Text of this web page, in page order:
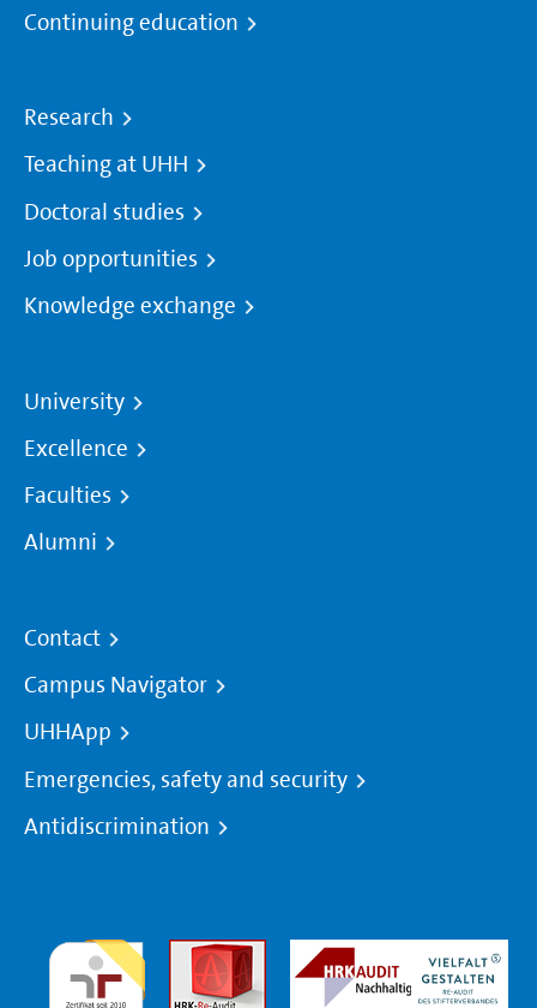
Continuing education
Research
Teaching at UHH
Doctoral studies
Job opportunities
Knowledge exchange
University
Excellence
Faculties
Alumni
Contact
Campus Navigator
UHHApp
Emergencies, safety and security
Antidiscrimination